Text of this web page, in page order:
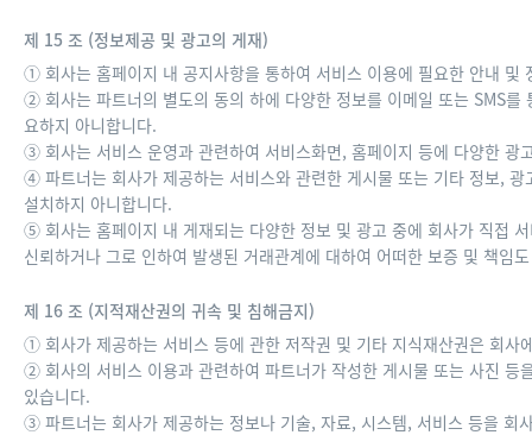
제 15 조 (정보제공 및 광고의 게재)
① 회사는 홈페이지 내 공지사항을 통하여 서비스 이용에 필요한 안내 및
② 회사는 파트너의 별도의 동의 하에 다양한 정보를 이메일 또는 SMS
요하지 아니합니다.
③ 회사는 서비스 운영과 관련하여 서비스화면, 홈페이지 등에 다양한 광
④ 파트너는 회사가 제공하는 서비스와 관련한 게시물 또는 기타 정보,
설치하지 아니합니다.
⑤ 회사는 홈페이지 내 게재되는 다양한 정보 및 광고 중에 회사가 직접
신뢰하거나 그로 인하여 발생된 거래관계에 대하여 어떠한 보증 및 책임
제 16 조 (지적재산권의 귀속 및 침해금지)
① 회사가 제공하는 서비스 등에 관한 저작권 및 기타 지식재산권은 회사
② 회사의 서비스 이용과 관련하여 파트너가 작성한 게시물 또는 사진 등
있습니다.
③ 파트너는 회사가 제공하는 정보나 기술, 자료, 시스템, 서비스 등을 회